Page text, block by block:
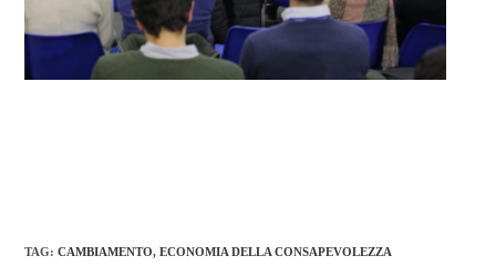
TAG:CAMBIAMENTO, ECONOMIA DELLA CONSAPEVOLEZZA